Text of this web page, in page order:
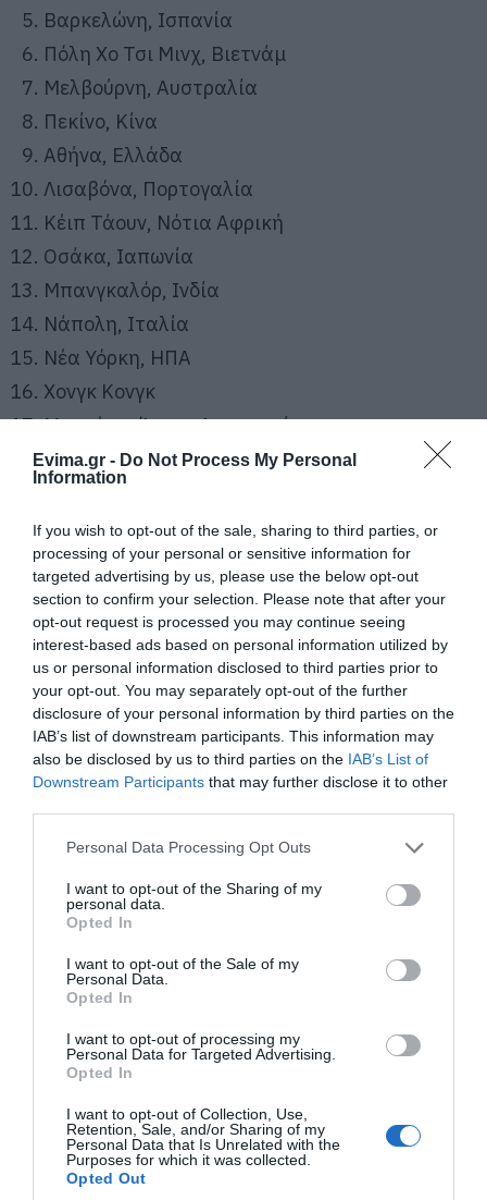
Evima.gr - Do Not Process My Personal
Information
If you wish to opt-out of the sale, sharing to third parties, or
processing of your personal or sensitive information for
targeted advertising by us, please use the below opt-out
section to confirm your selection. Please note that after your
opt-out request is processed you may continue seeing
interest-based ads based on personal information utilized by
us or personal information disclosed to third parties prior to
your opt-out. You may separately opt-out of the further
disclosure of your personal information by third parties on the
IAB’s list of downstream participants. This information may
also be disclosed by us to third parties on the IAB’s List of
Downstream Participants that may further disclose it to other
Please note that this website/app uses one or more Google
not limited to your visit or usage behaviour. You may click to
grant or deny consent to Google and its third-party tags to
use your data for below specified purposes in below Google
consent section.
Personal Data Processing Opt Outs
I want to opt-out of the Sharing of my
personal data.
Opted In
I want to opt-out of the Sale of my
Personal Data.
Opted In
I want to opt-out of processing my
Personal Data for Targeted Advertising.
Opted In
I want to opt-out of Collection, Use,
Retention, Sale, and/or Sharing of my
Personal Data that Is Unrelated with the
Purposes for which it was collected.
Opted Out
Βαρκελώνη, Ισπανία
Πόλη Χο Τσι Μινχ, Βιετνάμ
Μελβούρνη, Αυστραλία
Πεκίνο, Κίνα
Αθήνα, Ελλάδα
Λισαβόνα, Πορτογαλία
Κέιπ Τάουν, Νότια Αφρική
Οσάκα, Ιαπωνία
Μπανγκαλόρ, Ινδία
Νάπολη, Ιταλία
Νέα Υόρκη, ΗΠΑ
Χονγκ Κονγκ
Μπουένος Άιρες, Αργεντινή
Μασσαλία, Γαλλία
Μεντεγίν, Κολομβία
Ακολουθήστε το evima.gr στο